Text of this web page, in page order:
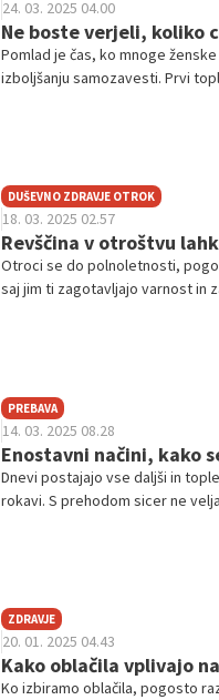
24. 03. 2025 04.00
Ne boste verjeli, koliko
Pomlad je čas, ko mnoge
izboljšanju samozavesti. Prvi
DUŠEVNO ZDRAVJE OTROK
18. 03. 2025 02.57
Revščina v otroštvu
Otroci se do polnoletnosti,
saj jim ti zagotavljajo varnost in
PREBAVA
14. 03. 2025 08.28
Enostavni načini, kako
Dnevi postajajo vse daljši in
rokavi. S prehodom sicer ne
ZDRAVJE
20. 01. 2025 04.43
Kako oblačila vplivajo
Ko izbiramo oblačila, pogosto